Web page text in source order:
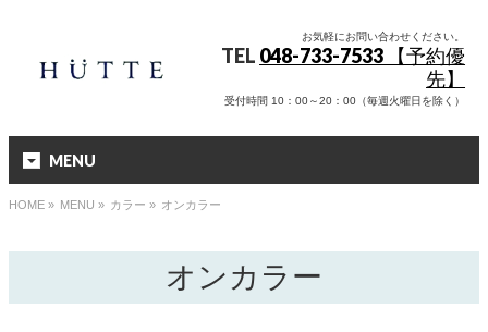
お気軽にお問い合わせください。
TEL 048-733-7533 【予約優
先】
受付時間 10：00～20：00（毎週火曜日を除く）
MENU
HOME » MENU » カラー » オンカラー
オンカラー